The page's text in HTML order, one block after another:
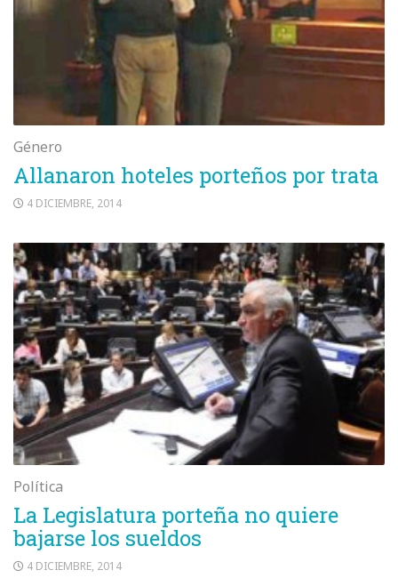
Género
Allanaron hoteles porteños por trata
4 DICIEMBRE, 2014
Política
La Legislatura porteña no quiere
bajarse los sueldos
4 DICIEMBRE, 2014